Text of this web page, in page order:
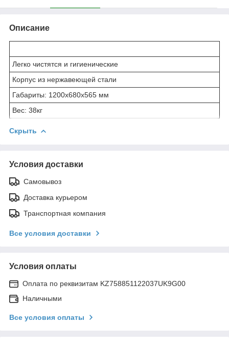
Описание
Легко чистятся и гигиенические
Корпус из нержавеющей стали
Габариты: 1200x680x565 мм
Вес: 38кг
Скрыть
Условия доставки
Самовывоз
Доставка курьером
Транспортная компания
Все условия доставки
Условия оплаты
Оплата по реквизитам KZ758851122037UK9G00
Наличными
Все условия оплаты